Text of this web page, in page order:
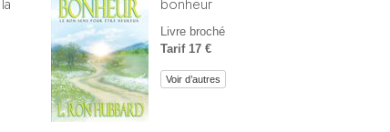
Livre broché
Tarif 17 €
Voir d’autres